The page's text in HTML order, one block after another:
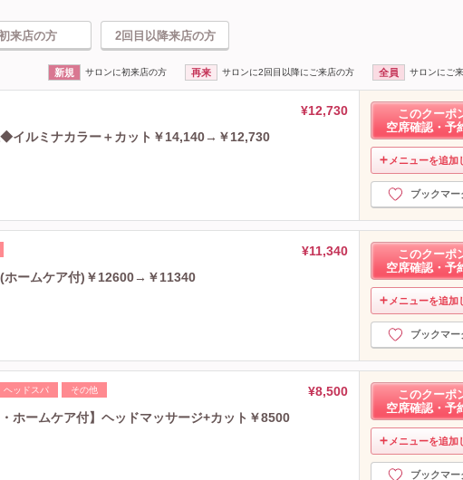
来店の方 2回目以降来店の方
新規 サロンに初来店の方 再来 サロンに2回目以降にご来店の方 全員 サロンにご
¥12,730
イルミナカラー＋カット￥14,140→￥12,730
このクーポ
空席確認・予
メニューを追加
ブックマー
¥11,340
ホームケア付)￥12600→￥11340
このクーポ
空席確認・予
メニューを追加
ブックマー
ヘッドスパ その他
¥8,500
ホームケア付】ヘッドマッサージ+カット￥8500
このクーポ
空席確認・予
メニューを追加
ブックマー